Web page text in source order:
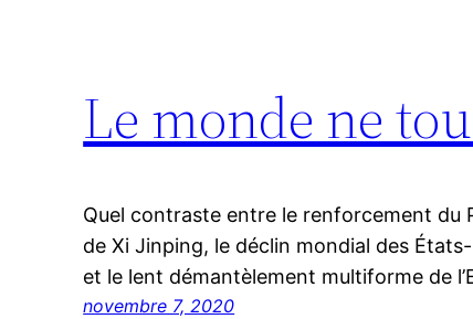
Le monde ne
Quel contraste entre le renforcement du
de Xi Jinping, le déclin mondial des
et le lent démantèlement multiforme de
novembre 7, 2020